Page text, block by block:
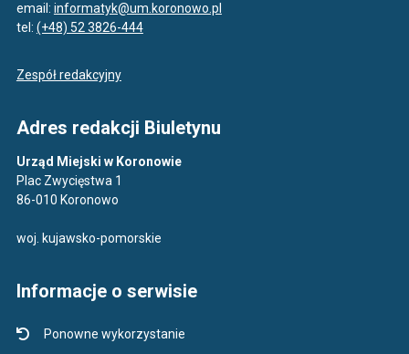
email: informatyk@um.koronowo.pl
tel: (+48) 52 3826-444
Zespół redakcyjny
Adres redakcji Biuletynu
Urząd Miejski w Koronowie
Plac Zwycięstwa 1
86-010 Koronowo
woj. kujawsko-pomorskie
Informacje o serwisie
Ponowne wykorzystanie